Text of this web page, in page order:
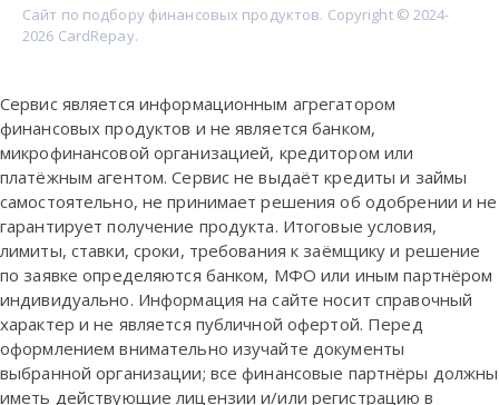
Сайт по подбору финансовых продуктов. Copyright © 2024-
2026 CardRepay.
Сервис является информационным агрегатором
финансовых продуктов и не является банком,
микрофинансовой организацией, кредитором или
платёжным агентом. Сервис не выдаёт кредиты и займы
самостоятельно, не принимает решения об одобрении и не
гарантирует получение продукта. Итоговые условия,
лимиты, ставки, сроки, требования к заёмщику и решение
по заявке определяются банком, МФО или иным партнёром
индивидуально. Информация на сайте носит справочный
характер и не является публичной офертой. Перед
оформлением внимательно изучайте документы
выбранной организации; все финансовые партнёры должны
иметь действующие лицензии и/или регистрацию в